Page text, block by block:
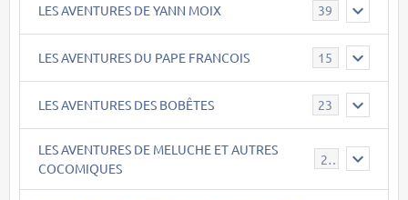
LES AVENTURES DE YANN MOIX 39
LES AVENTURES DU PAPE FRANCOIS 15
LES AVENTURES DES BOBÊTES 23
LES AVENTURES DE MELUCHE ET AUTRES
COCOMIQUES
22